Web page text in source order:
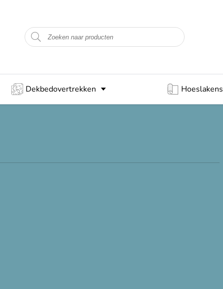
Dekbedovertrekken Hoeslakens